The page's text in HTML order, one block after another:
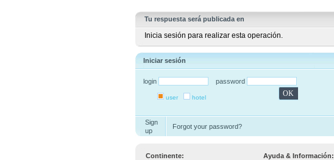
Tu respuesta será publicada en
Inicia sesión para realizar esta operación.
Iniciar sesión
login password
user hotel
Sign
up
Forgot your password?
Continente: Ayuda & Información: